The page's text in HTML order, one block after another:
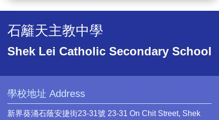
石籬天主教中學
Shek Lei Catholic Secondary School
學校地址 Address
新界葵涌石蔭安捷街23-31號 23-31 On Chit Street, Shek